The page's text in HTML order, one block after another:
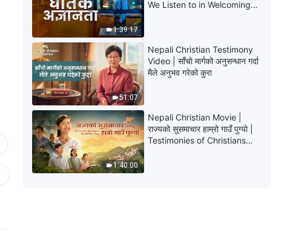
11:01
कामलाई चिन्‍नु | अंश १८९
6:55
परमेश्‍वरका दैनिक वचनहरू: परमेश्‍वरको
कामलाई चिन्‍नु | अंश १९०
13:00
परमेश्‍वरका दैनिक वचनहरू: परमेश्‍वरको
कामलाई चिन्‍नु | अंश १९१
1:39:17
We Listen to in Welcoming
51:07
Nepali Christian Testimony
Video | साँचो मार्गको अनुसन्धान गर्दा
मैले अनुभव गरेको कुरा
1:40:00
Nepali Christian Movie |
राज्यको सुसमाचार हाम्रो गाउँ पुग्यो |
Testimonies of Christians